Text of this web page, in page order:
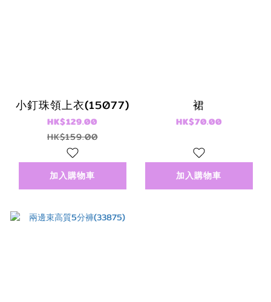
小釘珠領上衣(15077)
HK$129.00
HK$159.00
加入購物車
裙
HK$70.00
加入購物車